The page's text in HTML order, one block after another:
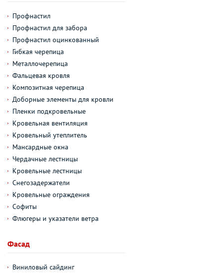
Профнастил
Профнастил для забора
Профнастил оцинкованный
Гибкая черепица
Металлочерепица
Фальцевая кровля
Композитная черепица
Доборные элементы для кровли
Пленки подкровельные
Кровельная вентиляция
Кровельный утеплитель
Мансардные окна
Чердачные лестницы
Кровельные лестницы
Снегозадержатели
Кровельные ограждения
Софиты
Флюгеры и указатели ветра
Фасад
Виниловый сайдинг